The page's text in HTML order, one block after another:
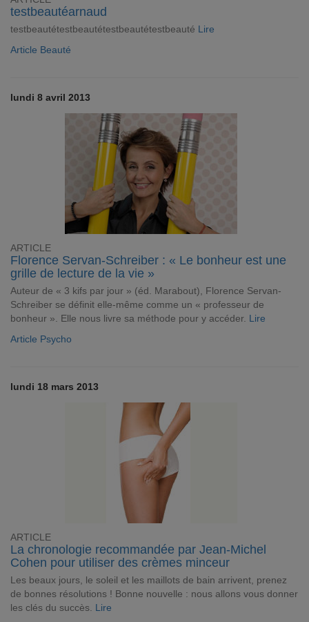
testbeautéarnaud
testbeautétestbeautétestbeautétestbeauté Lire
Article Beauté
lundi 8 avril 2013
ARTICLE
Florence Servan-Schreiber : « Le bonheur est une
grille de lecture de la vie »
Auteur de « 3 kifs par jour » (éd. Marabout), Florence Servan-
Schreiber se définit elle-même comme un « professeur de
bonheur ». Elle nous livre sa méthode pour y accéder. Lire
Article Psycho
lundi 18 mars 2013
ARTICLE
La chronologie recommandée par Jean-Michel
Cohen pour utiliser des crèmes minceur
Les beaux jours, le soleil et les maillots de bain arrivent, prenez
de bonnes résolutions ! Bonne nouvelle : nous allons vous donner
les clés du succès. Lire